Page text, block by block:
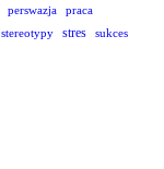
perswazja
praca
stereotypy stres sukces